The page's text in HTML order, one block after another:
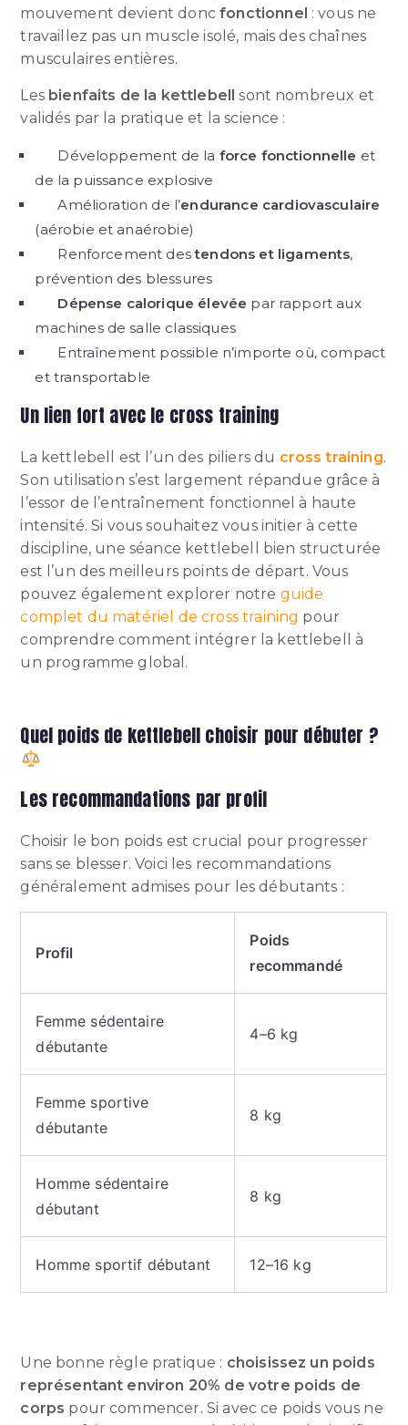
mouvement devient doncfonctionnel : vous ne
travaillez pas un muscle isolé, mais des chaînes
musculaires entières.
Les bienfaits de la kettlebell sont nombreux et
validés par la pratique et la science :
Développement de la force fonctionnelle et
de la puissance explosive
Amélioration de l’endurance cardiovasculaire
(aérobie et anaérobie)
Renforcement destendons et ligaments,
prévention des blessures
Dépense calorique élevée par rapport aux
machines de salle classiques
Entraînement possible n’importe où, compact
et transportable
Un lien fort avec le cross training
La kettlebell est l’un des piliers du cross training.
Son utilisation s’est largement répandue grâce à
l’essor de l’entraînement fonctionnel à haute
intensité. Si vous souhaitez vous initier à cette
discipline, une séance kettlebell bien structurée
est l’un des meilleurs points de départ. Vous
pouvez également explorer notre guide
complet du matériel de cross training pour
comprendre comment intégrer la kettlebell à
un programme global.
Quel poids de kettlebell choisir pour débuter ?
Les recommandations par profil
Choisir le bon poids est crucial pour progresser
sans se blesser. Voici les recommandations
généralement admises pour les débutants :
Profil
Poids
recommandé
Femme sédentaire
débutante
4–6 kg
Femme sportive
débutante
8 kg
Homme sédentaire
débutant
8 kg
Homme sportif débutant 12–16 kg
Une bonne règle pratique : choisissez un poids
représentant environ 20% de votre poids de
corps pour commencer. Si avec ce poids vous ne